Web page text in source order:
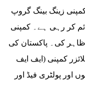
زینگ بینگ گروپ
قائم کر رہی ہے۔ کمپنی
کی۔ پاکستان کی
کمپنی (ایف ایف
اور پولٹری فیڈ اور